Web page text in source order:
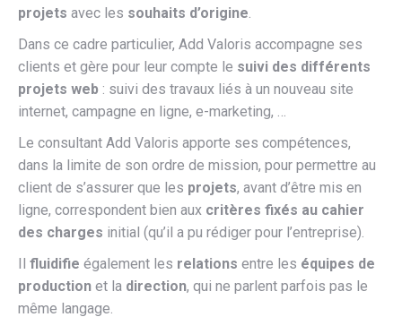
projets avec les souhaits d’origine.
Dans ce cadre particulier, Add Valoris accompagne ses
clients et gère pour leur compte le suivi des différents
projets web : suivi des travaux liés à un nouveau site
internet, campagne en ligne, e-marketing, …
Le consultant Add Valoris apporte ses compétences,
dans la limite de son ordre de mission, pour permettre au
client de s’assurer que les projets, avant d’être mis en
ligne, correspondent bien aux critères fixés au cahier
des charges initial (qu’il a pu rédiger pour l’entreprise).
Il fluidifie également les relations entre les équipes de
production et la direction, qui ne parlent parfois pas le
même langage.